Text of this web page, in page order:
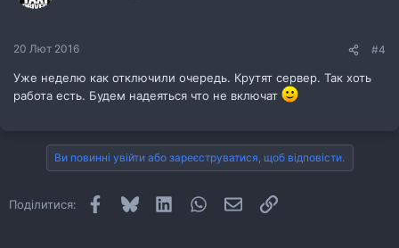
20 Лют 2016 #4
Уже неделю как отключили очередь. Крутят сервер. Так хоть
работа есть. Будем надеяться что не включат
Ви повинні увійти або зареєструватися, щоб відповісти.
Поділитися: Facebook
Bluesky LinkedInWhatsApp
E-mailПосилання